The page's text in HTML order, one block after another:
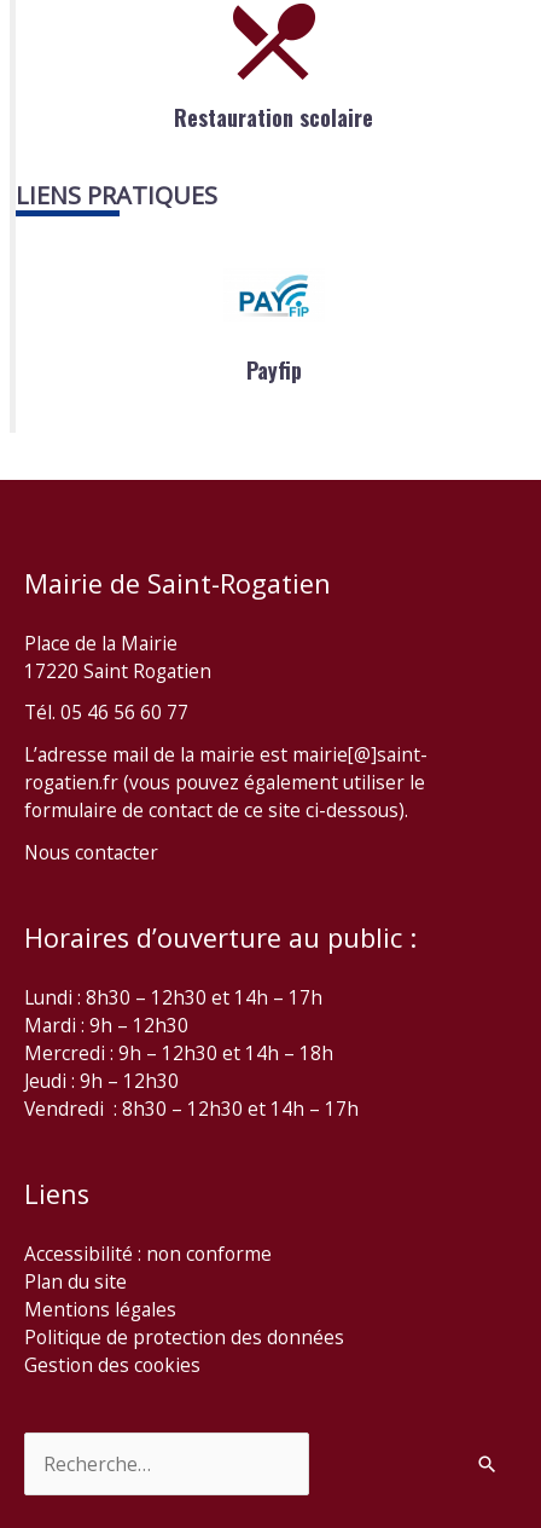
Restauration scolaire
LIENS PRATIQUES
Payfip
Mairie de Saint-Rogatien
Place de la Mairie
17220 Saint Rogatien
Tél. 05 46 56 60 77
L’adresse mail de la mairie est mairie[@]saint-
rogatien.fr (vous pouvez également utiliser le
formulaire de contact de ce site ci-dessous).
Nous contacter
Horaires d’ouverture au public :
Lundi : 8h30 – 12h30 et 14h – 17h
Mardi : 9h – 12h30
Mercredi : 9h – 12h30 et 14h – 18h
Jeudi : 9h – 12h30
Vendredi : 8h30 – 12h30 et 14h – 17h
Liens
Accessibilité : non conforme
Plan du site
Mentions légales
Politique de protection des données
Gestion des cookies